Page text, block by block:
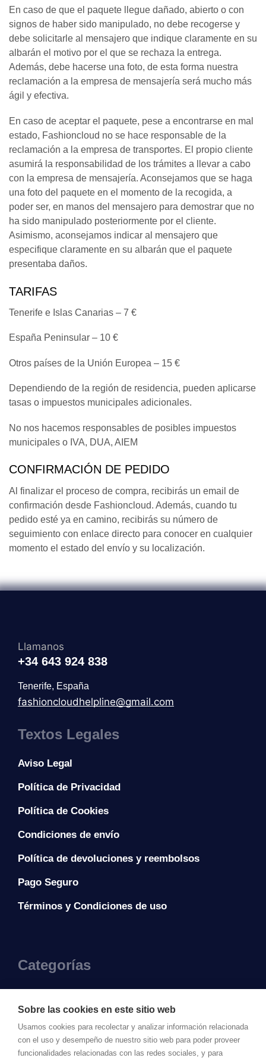
En caso de que el paquete llegue dañado, abierto o con
signos de haber sido manipulado, no debe recogerse y
debe solicitarle al mensajero que indique claramente en su
albarán el motivo por el que se rechaza la entrega.
Además, debe hacerse una foto, de esta forma nuestra
reclamación a la empresa de mensajería será mucho más
ágil y efectiva.
En caso de aceptar el paquete, pese a encontrarse en mal
estado, Fashioncloud no se hace responsable de la
reclamación a la empresa de transportes. El propio cliente
asumirá la responsabilidad de los trámites a llevar a cabo
con la empresa de mensajería. Aconsejamos que se haga
una foto del paquete en el momento de la recogida, a
poder ser, en manos del mensajero para demostrar que no
ha sido manipulado posteriormente por el cliente.
Asimismo, aconsejamos indicar al mensajero que
especifique claramente en su albarán que el paquete
presentaba daños.
TARIFAS
Tenerife e Islas Canarias – 7 €
España Peninsular – 10 €
Otros países de la Unión Europea – 15 €
Dependiendo de la región de residencia, pueden aplicarse
tasas o impuestos municipales adicionales.
No nos hacemos responsables de posibles impuestos
municipales o IVA, DUA, AIEM
CONFIRMACIÓN DE PEDIDO
Al finalizar el proceso de compra, recibirás un email de
confirmación desde Fashioncloud. Además, cuando tu
pedido esté ya en camino, recibirás su número de
seguimiento con enlace directo para conocer en cualquier
momento el estado del envío y su localización.
Llamanos
+34 643 924 838
Tenerife, España
fashioncloudhelpline@gmail.com
Textos Legales
Aviso Legal
Política de Privacidad
Política de Cookies
Condiciones de envío
Política de devoluciones y reembolsos
Pago Seguro
Términos y Condiciones de uso
Categorías
Vestidos de noche
Sobre las cookies en este sitio web
Usamos cookies para recolectar y analizar información relacionada
con el uso y desempeño de nuestro sitio web para poder proveer
funcionalidades relacionadas con las redes sociales, y para